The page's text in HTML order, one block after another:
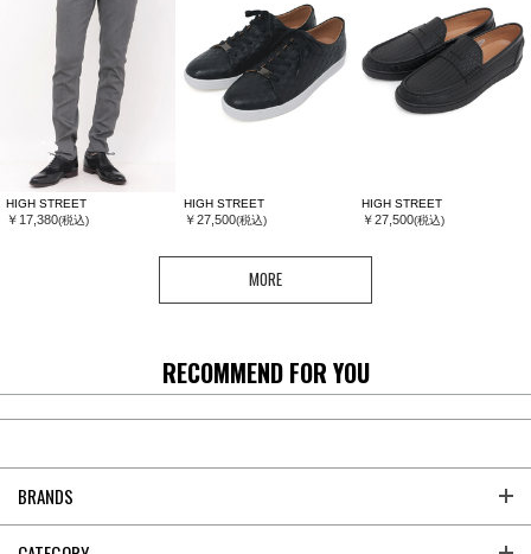
HIGH STREET
￥17,380(税込)
HIGH STREET
￥27,500(税込)
HIGH STREET
￥27,500(税込)
MORE
RECOMMEND FOR YOU
BRANDS